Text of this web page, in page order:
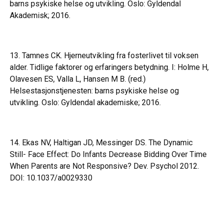
barns psykiske helse og utvikling. Oslo: Gyldendal
Akademisk; 2016.
13. Tamnes CK. Hjerneutvikling fra fosterlivet til voksen
alder. Tidlige faktorer og erfaringers betydning. I: Holme H,
Olavesen ES, Valla L, Hansen M B. (red.)
Helsestasjonstjenesten: barns psykiske helse og
utvikling. Oslo: Gyldendal akademiske; 2016.
14. Ekas NV, Haltigan JD, Messinger DS. The Dynamic
Still- Face Effect: Do Infants Decrease Bidding Over Time
When Parents are Not Responsive? Dev. Psychol 2012.
DOI: 10.1037/a0029330